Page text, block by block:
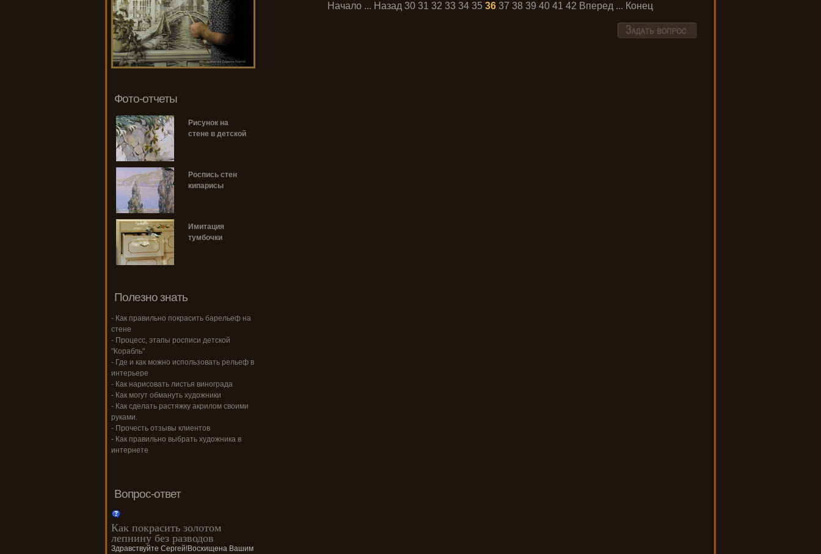
Начало... Назад 30 31 32 33 34 35 36 37 38 39 40 41 42 Вперед ... Конец
Фото-отчеты
Рисунок на
стене в детской
Роспись стен
кипарисы
Имитация
тумбочки
Полезно знать
- Как правильно покрасить барельеф на
стене
- Процесс, этапы росписи детской
"Корабль"
- Где и как можно использовать рельеф в
интерьере
- Как нарисовать листья винограда
- Как могут обмануть художники
- Как сделать растяжку акрилом своими
руками.
- Прочесть отзывы клиентов
- Как правильно выбрать художника в
интернете
Вопрос-ответ
Как покрасить золотом
лепнину без разводов
Здравствуйте Сергей!Восхищена Вашим